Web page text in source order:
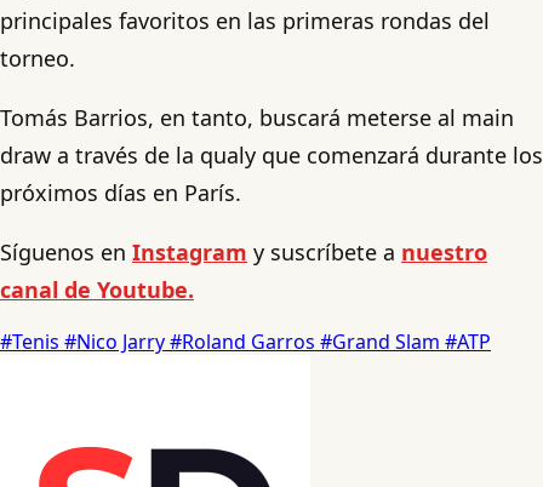
principales favoritos en las primeras rondas del
torneo.
Tomás Barrios, en tanto, buscará meterse al main
draw a través de la qualy que comenzará durante los
próximos días en París.
Síguenos en Instagram y suscríbete a nuestro
canal de Youtube.
#Tenis #Nico Jarry#Roland Garros #Grand Slam #ATP